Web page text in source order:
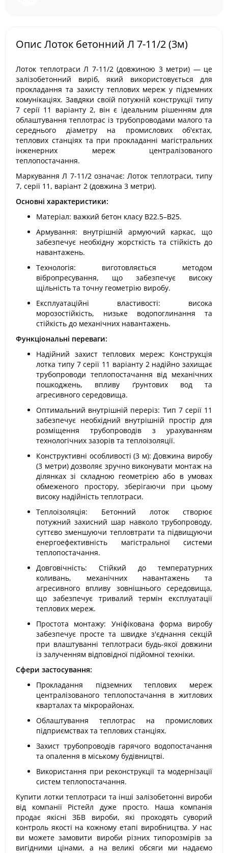
Опис Лоток бетонний Л 7-11/2 (3м)
Лоток теплотраси Л 7-11/2 (довжиною 3 метри) — це
залізобетонний виріб, який використовується для
прокладання та захисту теплових мереж у підземних
комунікаціях. Завдяки своїй потужній конструкції типу
7 серії 11 варіанту 2, він є ідеальним рішенням для
облаштування теплотрас із трубопроводами малого та
середнього діаметру на промислових об'єктах,
теплових станціях та при прокладанні магістральних
інженерних мереж централізованого
теплопостачання.
Маркування Л 7-11/2 означає: Лоток теплотраси, типу
7, серії 11, варіант 2 (довжина 3 метри).
Основні характеристики:
Матеріал: важкий бетон класу В22.5–В25.
Армування: внутрішній армуючий каркас, що
забезпечує необхідну жорсткість та стійкість до
навантажень.
Технологія: виготовляється методом
вібропресування, що забезпечує високу
щільність та точну геометрію виробу.
Експлуатаційні властивості: висока
морозостійкість, низьке водопоглинання та
стійкість до механічних навантажень.
Функціональні переваги:
Надійний захист теплових мереж: Конструкція
лотка типу 7 серії 11 варіанту 2 надійно захищає
трубопроводи теплопостачання від механічних
пошкоджень, впливу ґрунтових вод та
агресивного середовища.
Оптимальний внутрішній переріз: Тип 7 серії 11
забезпечує необхідний внутрішній простір для
розміщення трубопроводів з урахуванням
технологічних зазорів та теплоізоляції.
Конструктивні особливості (3 м): Довжина виробу
(3 метри) дозволяє зручно виконувати монтаж на
ділянках зі складною геометрією або в умовах
обмеженого простору, зберігаючи при цьому
високу надійність теплотраси.
Теплоізоляція: Бетонний лоток створює
потужний захисний шар навколо трубопроводу,
суттєво зменшуючи тепловтрати та підвищуючи
енергоефективність магістральної системи
теплопостачання.
Довговічність: Стійкий до температурних
коливань, механічних навантажень та
агресивного впливу зовнішнього середовища,
що забезпечує тривалий термін експлуатації
теплових мереж.
Простота монтажу: Уніфікована форма виробу
забезпечує просте та швидке з'єднання секцій
при влаштуванні теплотраси будь-якої довжини
із залученням відповідної підйомної техніки.
Сфери застосування:
Прокладання підземних теплових мереж
централізованого теплопостачання в житлових
кварталах та мікрорайонах.
Облаштування теплотрас на промислових
підприємствах та теплових станціях.
Захист трубопроводів гарячого водопостачання
та опалення в міському будівництві.
Використання при реконструкції та модернізації
систем теплопостачання.
Купити лотки теплотраси та інші залізобетонні вироби
від компанії Рістейл дуже просто. Наша компанія
продає якісні ЗБВ вироби, які проходять суворий
контроль якості на кожному етапі виробництва. У нас
ви можете замовити вироби різних типорозмірів за
вигідними цінами, а на великі обсяги ми надаємо